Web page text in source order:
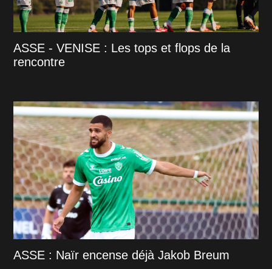
ASSE - VENISE : Les tops et flops de la
rencontre
ASSE : Naïr encense déjà Jakob Breum